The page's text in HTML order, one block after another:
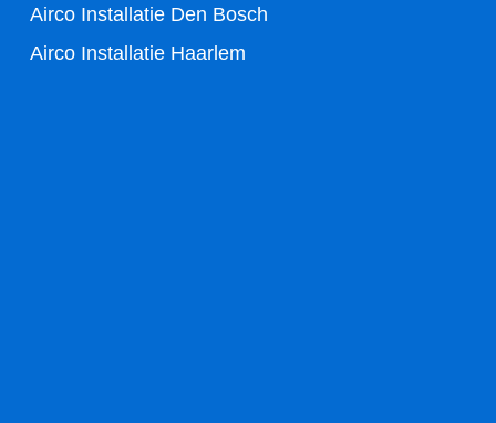
Airco Installatie Den Bosch
Airco Installatie Haarlem